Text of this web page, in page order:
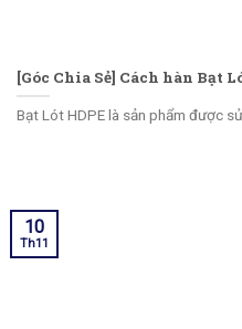
[Góc Chia Sẻ] Cách hàn Bạt
Bạt Lót HDPE là sản phẩm được
10
Th11